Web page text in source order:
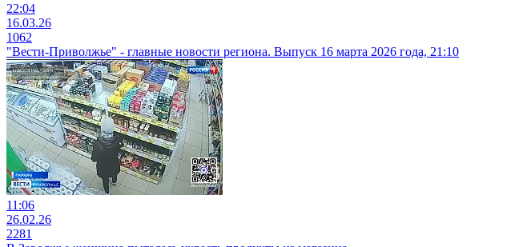
22:04
16.03.26
1062
"Вести-Приволжье" - главные новости региона. Выпуск 16 марта 2026 года, 21:10
11:06
26.02.26
2281